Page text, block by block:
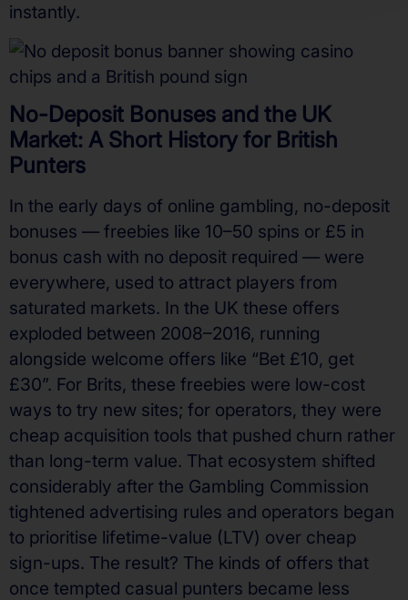
instantly.
No-Deposit Bonuses and the UK
Market: A Short History for British
Punters
In the early days of online gambling, no-deposit
bonuses — freebies like 10–50 spins or £5 in
bonus cash with no deposit required — were
everywhere, used to attract players from
saturated markets. In the UK these offers
exploded between 2008–2016, running
alongside welcome offers like “Bet £10, get
£30”. For Brits, these freebies were low-cost
ways to try new sites; for operators, they were
cheap acquisition tools that pushed churn rather
than long-term value. That ecosystem shifted
considerably after the Gambling Commission
tightened advertising rules and operators began
to prioritise lifetime-value (LTV) over cheap
sign-ups. The result? The kinds of offers that
once tempted casual punters became less